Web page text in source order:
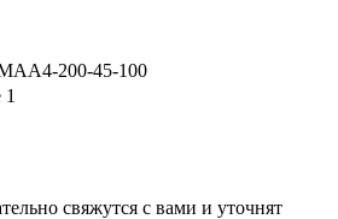
200-45-100
1
свяжутся с вами и уточнят